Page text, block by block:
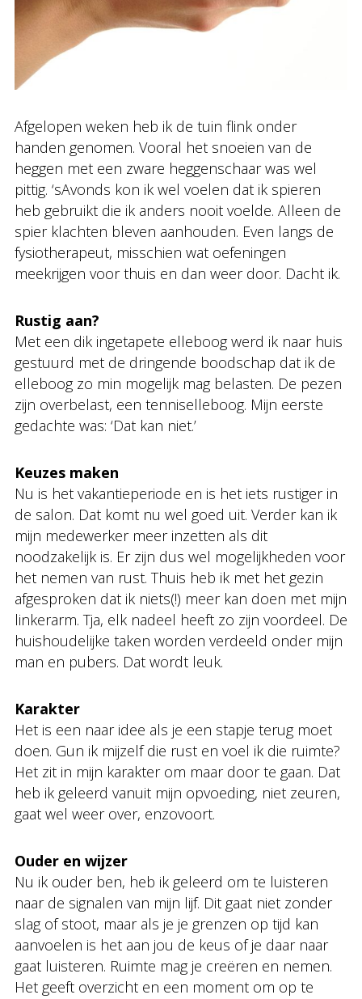
Afgelopen weken heb ik de tuin flink onder
handen genomen. Vooral het snoeien van de
heggen met een zware heggenschaar was wel
pittig. ‘sAvonds kon ik wel voelen dat ik spieren
heb gebruikt die ik anders nooit voelde. Alleen de
spier klachten bleven aanhouden. Even langs de
fysiotherapeut, misschien wat oefeningen
meekrijgen voor thuis en dan weer door. Dacht ik.
Rustig aan?
Met een dik ingetapete elleboog werd ik naar huis
gestuurd met de dringende boodschap dat ik de
elleboog zo min mogelijk mag belasten. De pezen
zijn overbelast, een tenniselleboog. Mijn eerste
gedachte was: ‘Dat kan niet.’
Keuzes maken
Nu is het vakantieperiode en is het iets rustiger in
de salon. Dat komt nu wel goed uit. Verder kan ik
mijn medewerker meer inzetten als dit
noodzakelijk is. Er zijn dus wel mogelijkheden voor
het nemen van rust. Thuis heb ik met het gezin
afgesproken dat ik niets(!) meer kan doen met mijn
linkerarm. Tja, elk nadeel heeft zo zijn voordeel. De
huishoudelijke taken worden verdeeld onder mijn
man en pubers. Dat wordt leuk.
Karakter
Het is een naar idee als je een stapje terug moet
doen. Gun ik mijzelf die rust en voel ik die ruimte?
Het zit in mijn karakter om maar door te gaan. Dat
heb ik geleerd vanuit mijn opvoeding, niet zeuren,
gaat wel weer over, enzovoort.
Ouder en wijzer
Nu ik ouder ben, heb ik geleerd om te luisteren
naar de signalen van mijn lijf. Dit gaat niet zonder
slag of stoot, maar als je je grenzen op tijd kan
aanvoelen is het aan jou de keus of je daar naar
gaat luisteren. Ruimte mag je creëren en nemen.
Het geeft overzicht en een moment om op te